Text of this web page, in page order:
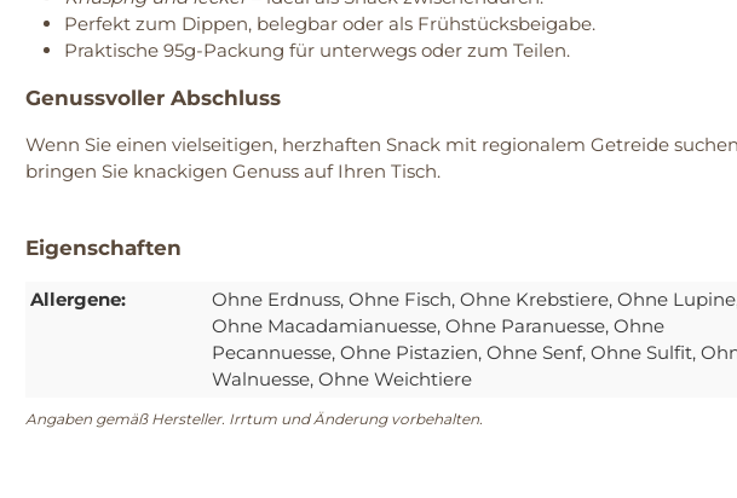
Perfekt zum Dippen, belegbar oder als Frühstücksbeigabe.
Praktische 95g-Packung für unterwegs oder zum Teilen.
Genussvoller Abschluss
Wenn Sie einen vielseitigen, herzhaften Snack mit regionalem Getreide
bringen Sie knackigen Genuss auf Ihren Tisch.
Eigenschaften
Allergene: Ohne Erdnuss, Ohne Fisch, Ohne Krebstiere, Ohne Lupine
Ohne Macadamianuesse, Ohne Paranuesse, Ohne
Pecannuesse, Ohne Pistazien, Ohne Senf, Ohne Sulfit,
Walnuesse, Ohne Weichtiere
Angaben gemäß Hersteller. Irrtum und Änderung vorbehalten.